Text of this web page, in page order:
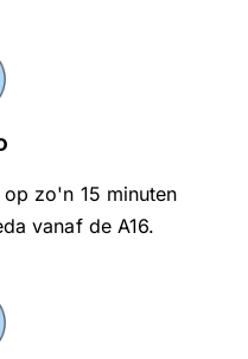
zo'n 15 minuten
vanaf de A16.